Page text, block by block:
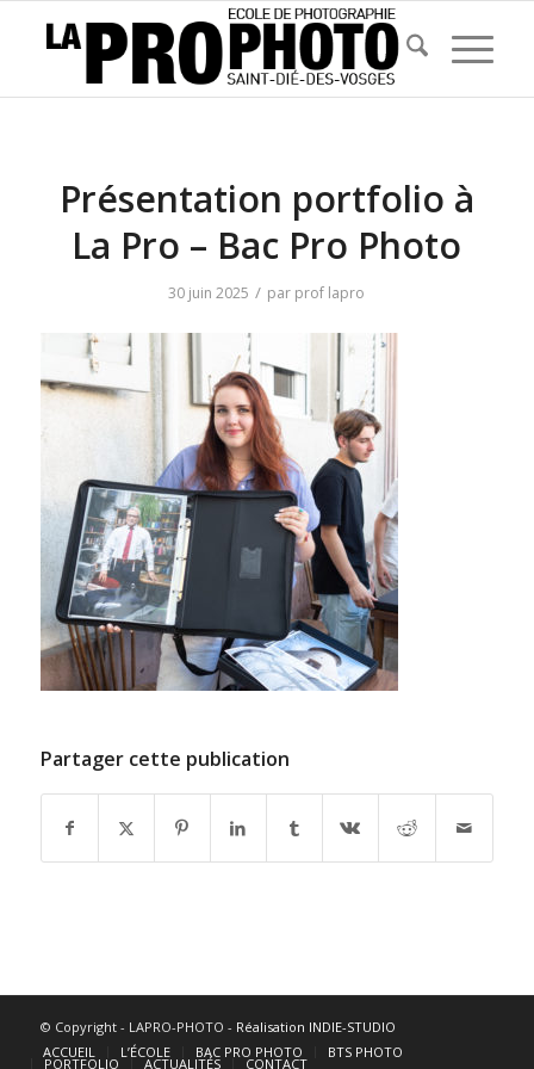
Présentation portfolio à
La Pro – Bac Pro Photo
30 juin 2025 / par prof lapro
Partager cette publication
© Copyright - LAPRO-PHOTO - Réalisation INDIE-STUDIO
ACCUEIL
L’ÉCOLE BAC PRO PHOTO BTS PHOTO
PORTFOLIO ACTUALITÉS CONTACT